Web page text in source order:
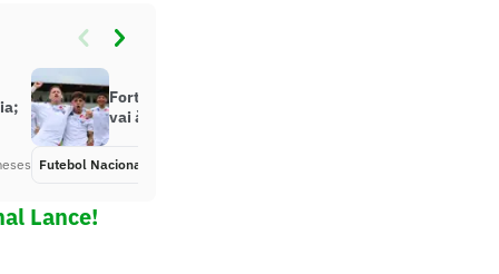
Fortaleza vence o Novorizontino e
vai à terceira fase da Copinha
Futebol Nacional
Lance!